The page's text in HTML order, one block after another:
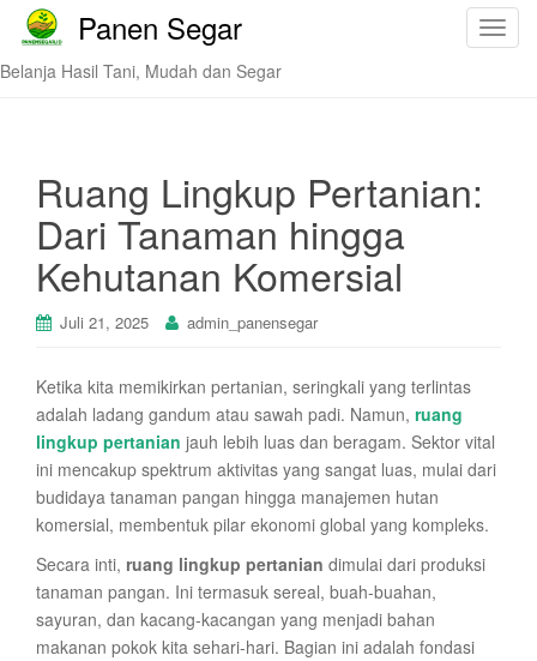
T
n
Panen Segar
Belanja Hasil Tani, Mudah dan Segar
Ruang Lingkup Pertanian:
Dari Tanaman hingga
Kehutanan Komersial
Juli 21, 2025 admin_panensegar
Ketika kita memikirkan pertanian, seringkali yang terlintas
adalah ladang gandum atau sawah padi. Namun, ruang
lingkup pertanian jauh lebih luas dan beragam. Sektor vital
ini mencakup spektrum aktivitas yang sangat luas, mulai dari
budidaya tanaman pangan hingga manajemen hutan
komersial, membentuk pilar ekonomi global yang kompleks.
Secara inti, ruang lingkup pertanian dimulai dari produksi
tanaman pangan. Ini termasuk sereal, buah-buahan,
sayuran, dan kacang-kacangan yang menjadi bahan
makanan pokok kita sehari-hari. Bagian ini adalah fondasi